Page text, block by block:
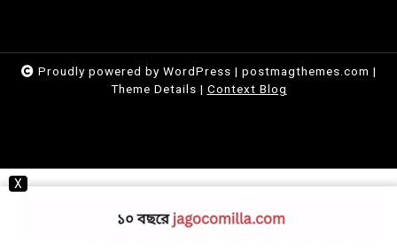
Proudly powered by WordPress | postmagthemes.com |
Theme Details | Context Blog
X